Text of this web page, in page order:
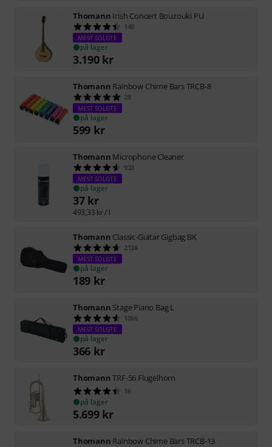
Thomann Irish Concert Bouzouki PU
140
MEST SOLGTE
på lager
3.190 kr
Thomann Rainbow Chime Bars TRCB-8
28
MEST SOLGTE
på lager
599 kr
Thomann Microphone Cleaner
933
MEST SOLGTE
på lager
37 kr
493,33 kr/ l
Thomann Classic-Guitar Gigbag BK
2136
MEST SOLGTE
på lager
189 kr
Thomann Stage Piano Bag L
1066
MEST SOLGTE
på lager
366 kr
ThomannTRF-56 Flugelhorn
16
på lager
5.699 kr
Thomann Rainbow Chime Bars TRCB-13